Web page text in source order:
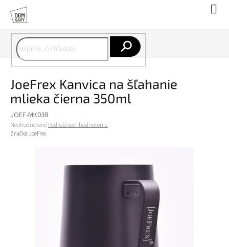
obsah
JoeFrex Kanvica na šľahanie
mlieka čierna 350ml
JOEF-MK03B
Priemerné
hodnotenie
NeohodnotenéPodrobnosti hodnotenia
Značka:JoeFrex